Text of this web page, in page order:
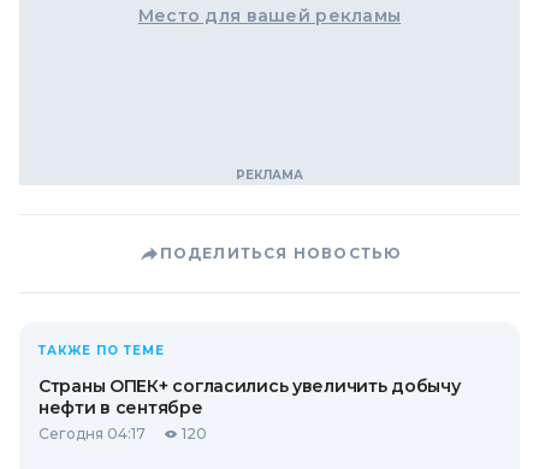
Место для вашей рекламы
ПОДЕЛИТЬСЯ НОВОСТЬЮ
ТАКЖЕ ПО ТЕМЕ
Страны ОПЕК+ согласились увеличить добычу
нефти в сентябре
Сегодня 04:17 120